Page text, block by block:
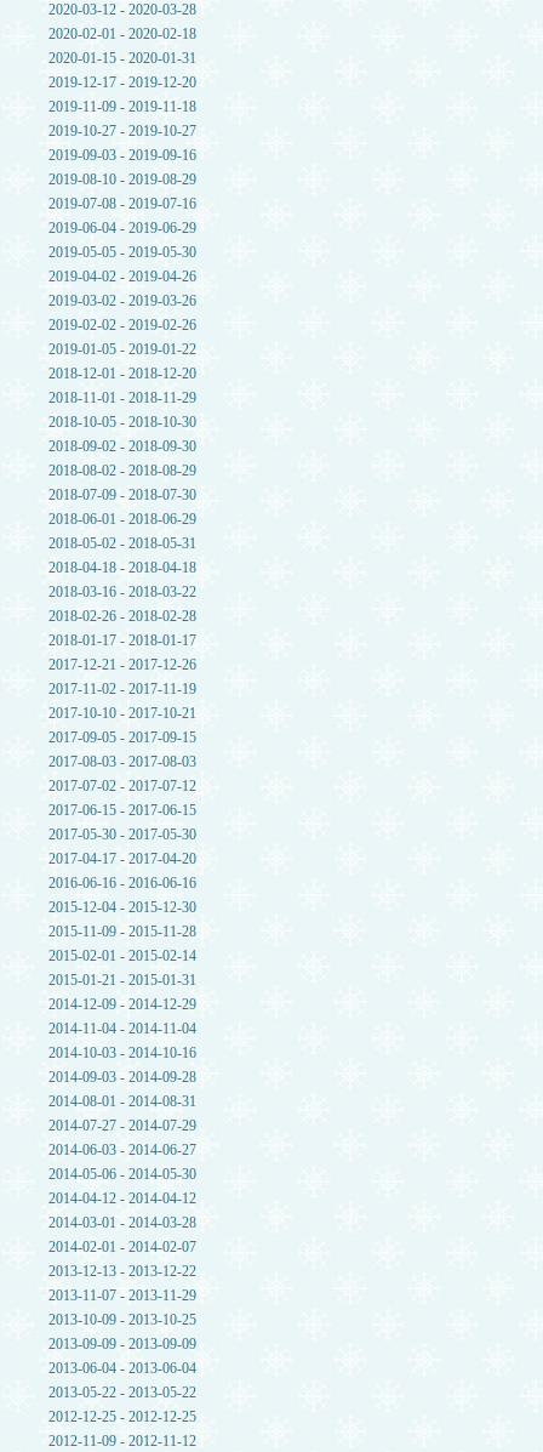
2020-03-12 - 2020-03-28
2020-02-01 - 2020-02-18
2020-01-15 - 2020-01-31
2019-12-17 - 2019-12-20
2019-11-09 - 2019-11-18
2019-10-27 - 2019-10-27
2019-09-03 - 2019-09-16
2019-08-10 - 2019-08-29
2019-07-08 - 2019-07-16
2019-06-04 - 2019-06-29
2019-05-05 - 2019-05-30
2019-04-02 - 2019-04-26
2019-03-02 - 2019-03-26
2019-02-02 - 2019-02-26
2019-01-05 - 2019-01-22
2018-12-01 - 2018-12-20
2018-11-01 - 2018-11-29
2018-10-05 - 2018-10-30
2018-09-02 - 2018-09-30
2018-08-02 - 2018-08-29
2018-07-09 - 2018-07-30
2018-06-01 - 2018-06-29
2018-05-02 - 2018-05-31
2018-04-18 - 2018-04-18
2018-03-16 - 2018-03-22
2018-02-26 - 2018-02-28
2018-01-17 - 2018-01-17
2017-12-21 - 2017-12-26
2017-11-02 - 2017-11-19
2017-10-10 - 2017-10-21
2017-09-05 - 2017-09-15
2017-08-03 - 2017-08-03
2017-07-02 - 2017-07-12
2017-06-15 - 2017-06-15
2017-05-30 - 2017-05-30
2017-04-17 - 2017-04-20
2016-06-16 - 2016-06-16
2015-12-04 - 2015-12-30
2015-11-09 - 2015-11-28
2015-02-01 - 2015-02-14
2015-01-21 - 2015-01-31
2014-12-09 - 2014-12-29
2014-11-04 - 2014-11-04
2014-10-03 - 2014-10-16
2014-09-03 - 2014-09-28
2014-08-01 - 2014-08-31
2014-07-27 - 2014-07-29
2014-06-03 - 2014-06-27
2014-05-06 - 2014-05-30
2014-04-12 - 2014-04-12
2014-03-01 - 2014-03-28
2014-02-01 - 2014-02-07
2013-12-13 - 2013-12-22
2013-11-07 - 2013-11-29
2013-10-09 - 2013-10-25
2013-09-09 - 2013-09-09
2013-06-04 - 2013-06-04
2013-05-22 - 2013-05-22
2012-12-25 - 2012-12-25
2012-11-09 - 2012-11-12